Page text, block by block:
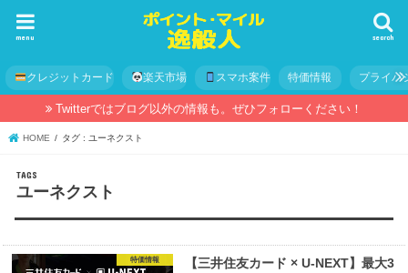
search
menu
クレジットカード 楽天市場 スマホ案件 特価情報 プライバ
Twitterではブログ以外の情報も。ぜひフォローください！
HOME タグ : ユーネクスト
ユーネクスト
特価情報
【三井住友カード × U-NEXT】最大3